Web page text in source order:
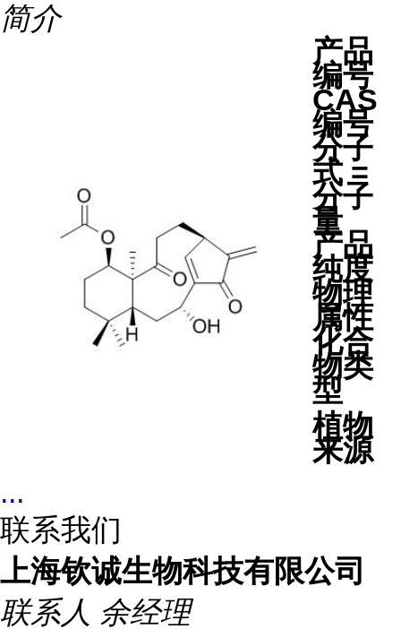
简介
产品
编号
CAS
编号
分子
式 =
分子
量
产品
纯度
物理
属性
化合
物类
型
植物
来源
...
联系我们
上海钦诚生物科技有限公司
联系人 余经理